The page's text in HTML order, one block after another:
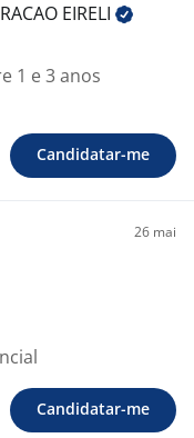
EIRELI
1 e 3 anos
Candidatar-me
26 mai
Candidatar-me